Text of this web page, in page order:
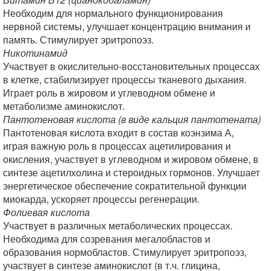
Необходим для нормального функционирования
нервной системы, улучшает концентрацию внимания и
память. Стимулирует эритропоэз.
Никотинамид
Участвует в окислительно-восстановительных процессах
в клетке, стабилизирует процессы тканевого дыхания.
Играет роль в жировом и углеводном обмене и
метаболизме аминокислот.
Пантотеновая кислота (в виде кальция пантотената)
Пантотеновая кислота входит в состав коэнзима А,
играя важную роль в процессах ацетилирования и
окисления, участвует в углеводном и жировом обмене, в
синтезе ацетилхолина и стероидных гормонов. Улучшает
энергетическое обеспечение сократительной функции
миокарда, ускоряет процессы регенерации.
Фолиевая кислота
Участвует в различных метаболических процессах.
Необходима для созревания мегалобластов и
образования нормобластов. Стимулирует эритропоэз,
участвует в синтезе аминокислот (в т.ч. глицина,